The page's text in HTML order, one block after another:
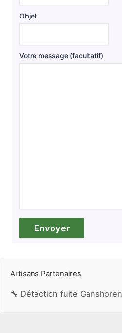
Objet
Votre message (facultatif)
Artisans Partenaires
🔧 Détection fuite Ganshoren